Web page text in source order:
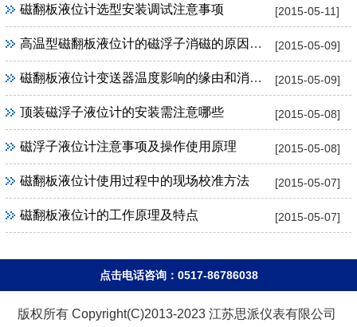
[2015-05-11]
磁翻板液位计选型安装调试注意事项
[2015-05-09]
高温型磁翻板液位计的磁浮子消磁的原因及解决
[2015-05-09]
磁翻板液位计变送器温度影响的缘由和消除办法
[2015-05-08]
顶装磁浮子液位计的安装需注意哪些
[2015-05-08]
磁浮子液位计注意事项及操作使用原理
[2015-05-07]
磁翻板液位计使用过程中的现场校准方法
[2015-05-07]
磁翻板液位计的工作原理及特点
点击电话咨询：0517-86786038
版权所有 Copyright(C)2013-2023 江苏思派仪表有限公司